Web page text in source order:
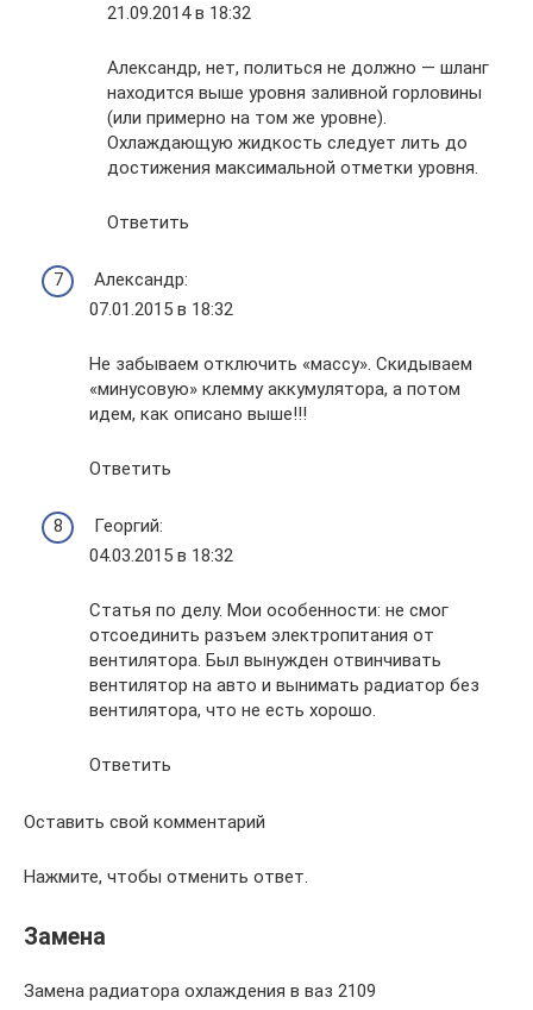
21.09.2014 в 18:32
Александр, нет, политься не должно — шланг
находится выше уровня заливной горловины
(или примерно на том же уровне).
Охлаждающую жидкость следует лить до
достижения максимальной отметки уровня.
Ответить
Александр:
07.01.2015 в 18:32
Не забываем отключить «массу». Скидываем
«минусовую» клемму аккумулятора, а потом
идем, как описано выше!!!
Ответить
Георгий:
04.03.2015 в 18:32
Статья по делу. Мои особенности: не смог
отсоединить разъем электропитания от
вентилятора. Был вынужден отвинчивать
вентилятор на авто и вынимать радиатор без
вентилятора, что не есть хорошо.
Ответить
Оставить свой комментарий
Нажмите, чтобы отменить ответ.
Замена
Замена радиатора охлаждения в ваз 2109